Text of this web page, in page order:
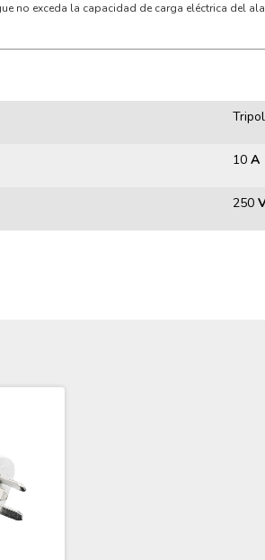
no exceda la capacidad de carga eléctrica del
10 A
250